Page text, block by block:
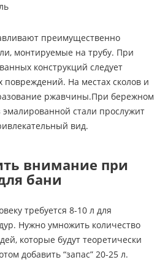
преимущественно
монтируемые на трубу. При
конструкций следует
повреждений. На местах сколов и
ржавчины.При бережном
стали прослужит
вид.
внимание при
бани
требуется 8-10 л для
Нужно умножить количество
которые будут теоретически
добавить “запас” 20-25 л.